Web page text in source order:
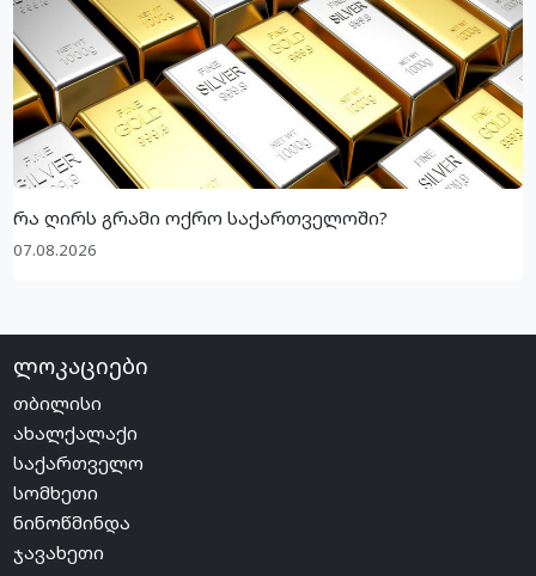
რა ღირს გრამი ოქრო საქართველოში?
07.08.2026
ლოკაციები
თბილისი
ახალქალაქი
საქართველო
სომხეთი
ნინოწმინდა
ჯავახეთი